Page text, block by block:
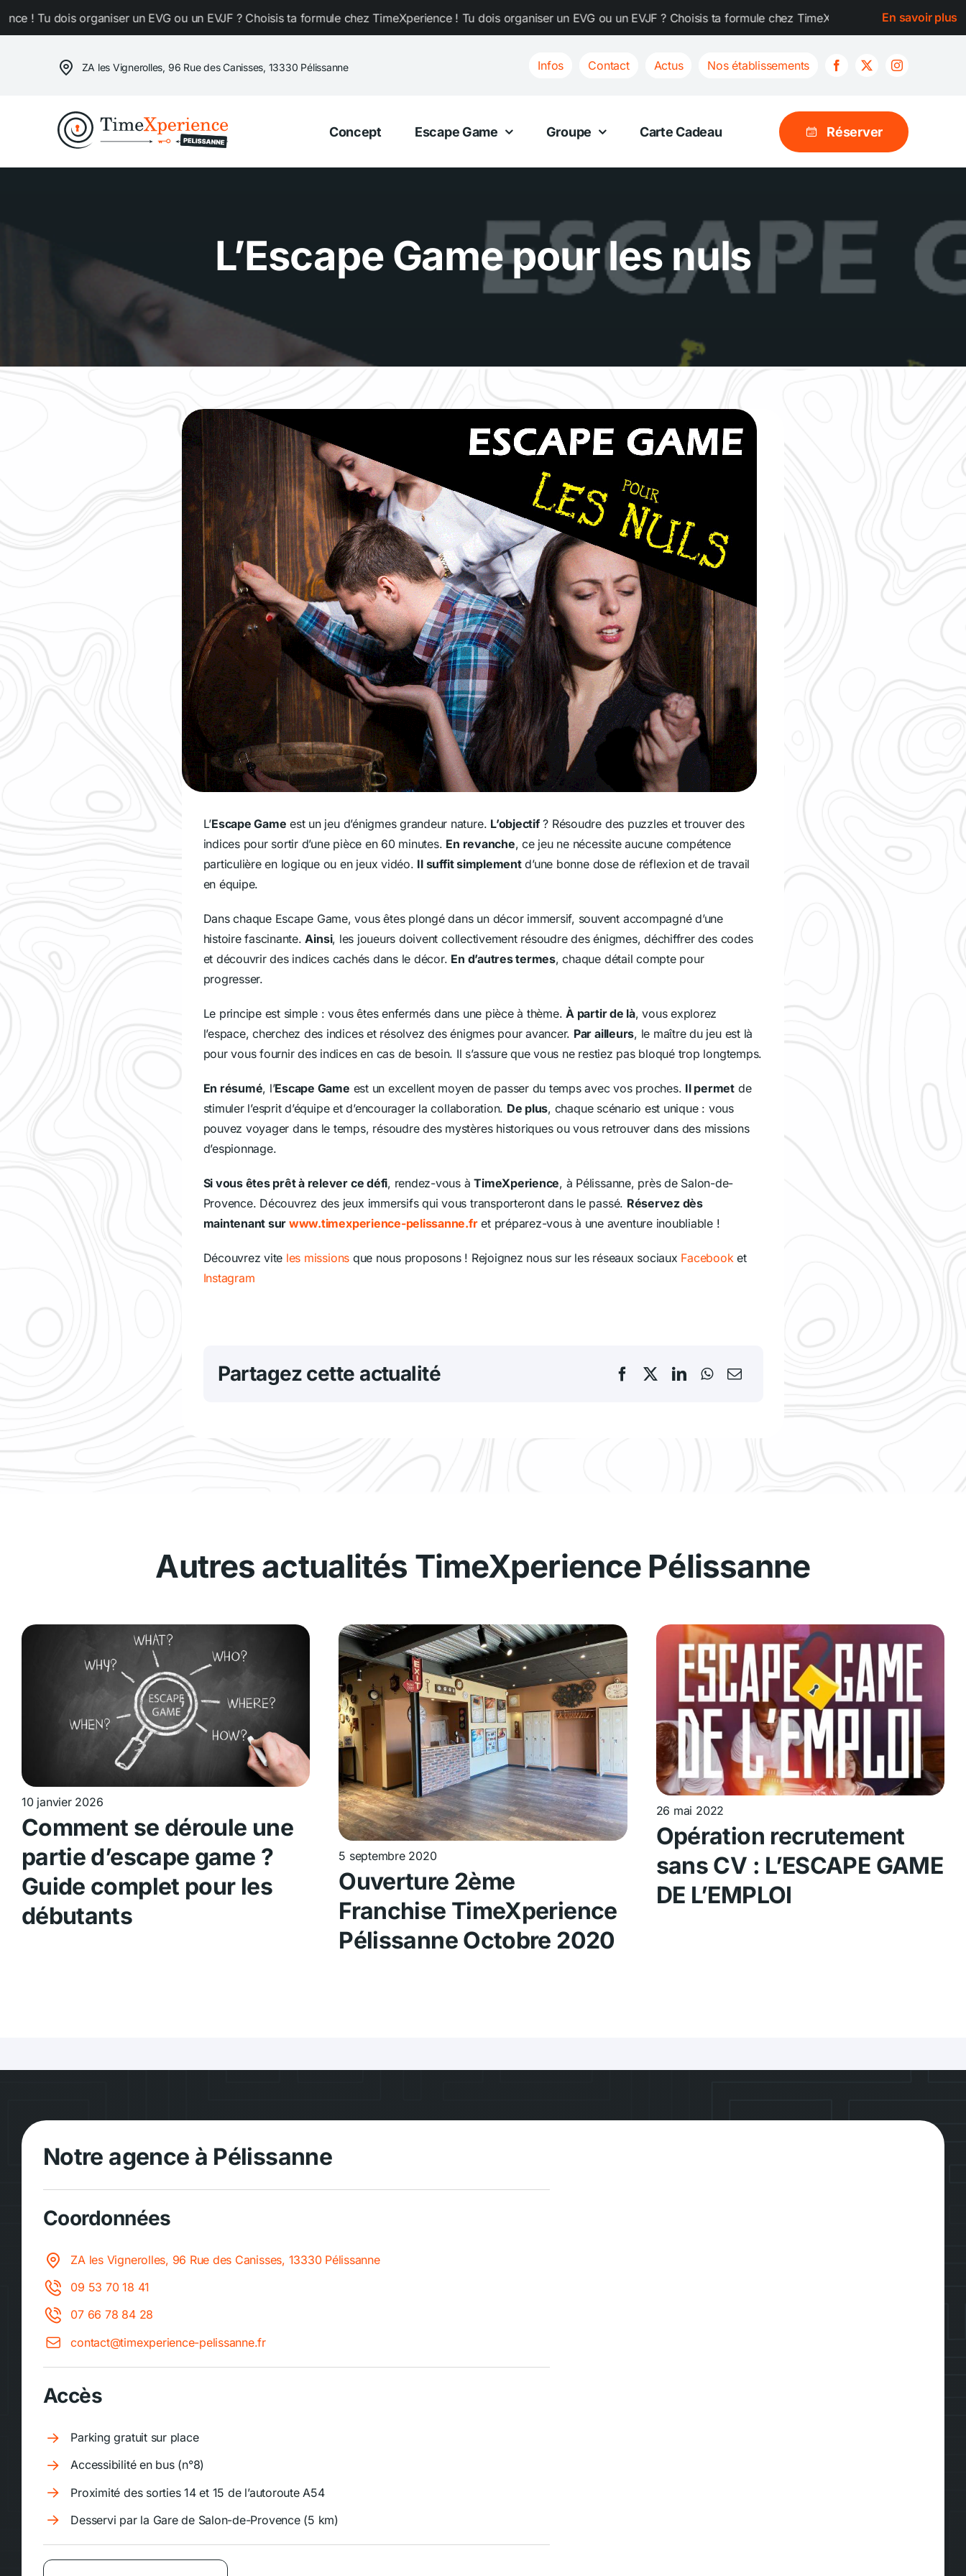
un EVG ou un EVJF ? Choisis ta formule chez TimeXperience ! Tu dois organiser un EVG ou un EVJF ? Choisis ta formule chez TimeXperience ! Tu dois organiser un EVG
En savoir plus
ZA les Vignerolles, 96 Rue des Canisses, 13330 Pélissanne Infos Contact Actus Nos établissements
Concept Escape Game Groupe Carte Cadeau Réserver
L’Escape Game pour les nuls
L’Escape Game est un jeu d’énigmes grandeur nature. L’objectif? Résoudre des puzzles et trouver des
indices pour sortir d’une pièce en 60 minutes. En revanche, ce jeu ne nécessite aucune compétence
particulière en logique ou en jeux vidéo. Il suffit simplementd’une bonne dose de réflexion et de travail
en équipe.
Dans chaque Escape Game, vous êtes plongé dans un décor immersif, souvent accompagné d’une
histoire fascinante.Ainsi, les joueurs doivent collectivement résoudre des énigmes, déchiffrer des codes
et découvrir des indices cachés dans le décor. En d’autres termes, chaque détail compte pour
progresser.
Le principe est simple : vous êtes enfermés dans une pièce à thème.À partir de là, vous explorez
l’espace, cherchez des indices et résolvez des énigmes pour avancer. Par ailleurs, le maître du jeu est là
pour vous fournir des indices en cas de besoin. Il s’assure que vous ne restiez pas bloqué trop longtemps.
En résumé, l’Escape Game est un excellent moyen de passer du temps avec vos proches. Il permetde
stimuler l’esprit d’équipe et d’encourager la collaboration. De plus, chaque scénario est unique : vous
pouvez voyager dans le temps, résoudre des mystères historiques ou vous retrouver dans des missions
d’espionnage.
Si vous êtes prêt à relever ce défi, rendez-vous àTimeXperience, à Pélissanne, près de Salon-de-
Provence. Découvrez des jeux immersifs qui vous transporteront dans le passé. Réservez dès
maintenant sur www.timexperience-pelissanne.fret préparez-vous à une aventure inoubliable !
Découvrez vite les missions que nous proposons ! Rejoignez nous sur les réseaux sociaux Facebooket
Instagram
Partagez cette actualité
Autres actualités TimeXperience Pélissanne
10 janvier 2026
Comment se déroule une
partie d’escape game ?
Guide complet pour les
débutants
5 septembre 2020
Ouverture 2ème
Franchise TimeXperience
Pélissanne Octobre 2020
26 mai 2022
Opération recrutement
sans CV : L’ESCAPE GAME
DE L’EMPLOI
Notre agence à Pélissanne
Coordonnées
ZA les Vignerolles, 96 Rue des Canisses, 13330 Pélissanne
09 53 70 18 41
07 66 78 84 28
contact@timexperience-pelissanne.fr
Accès
Parking gratuit sur place
Accessibilité en bus (n°8)
Proximité des sorties 14 et 15 de l’autoroute A54
Desservi par la Gare de Salon-de-Provence (5 km)